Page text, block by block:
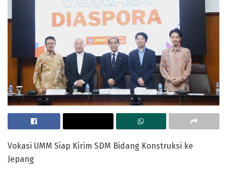
Vokasi UMM Siap Kirim SDM Bidang Konstruksi ke
Jepang